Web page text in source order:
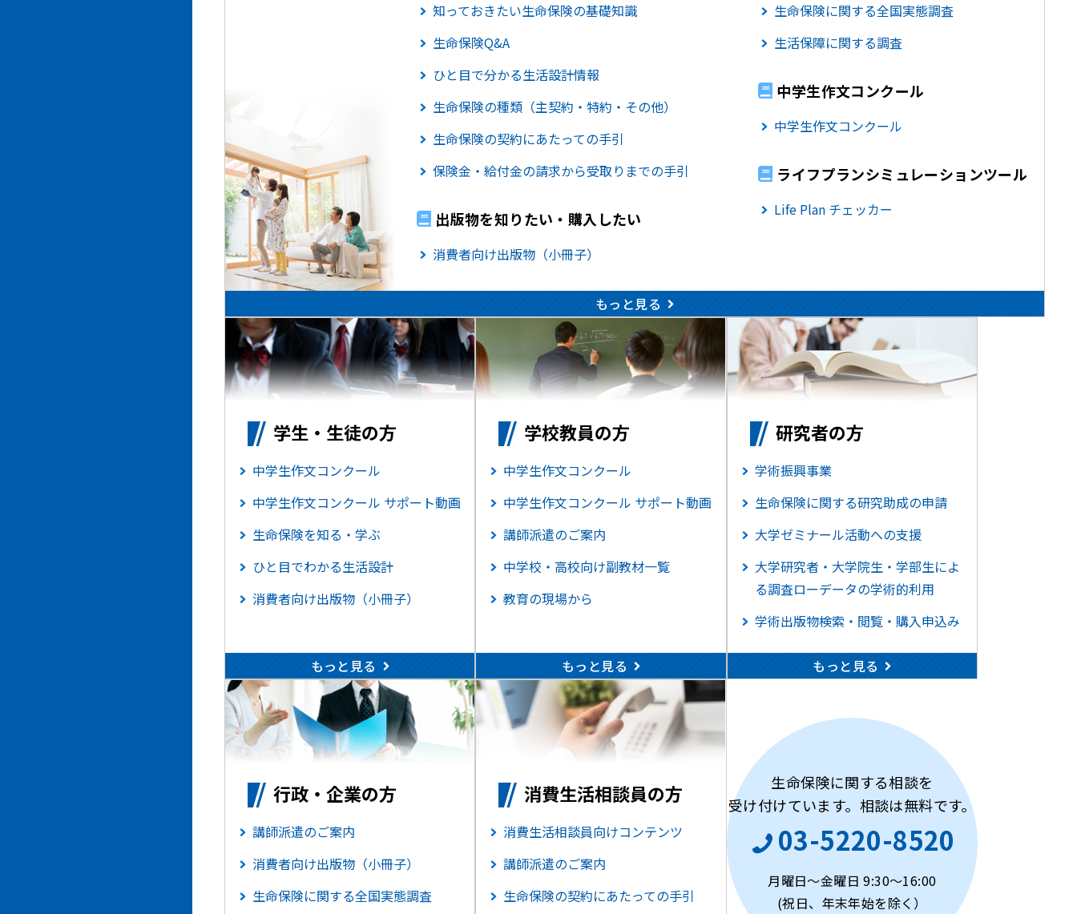
知っておきたい生命保険の基礎知識
生命保険Q&A
ひと目で分かる生活設計情報
生命保険の種類（主契約・特約・その他）
生命保険の契約にあたっての手引
保険金・給付金の請求から受取りまでの手引
出版物を知りたい・購入したい
消費者向け出版物（小冊子）
生命保険に関する全国実態調査
生活保障に関する調査
中学生作文コンクール
中学生作文コンクール
ライフプランシミュレーションツール
Life Plan チェッカー
もっと見る
学生・生徒の方
中学生作文コンクール
中学生作文コンクール サポート動画
生命保険を知る・学ぶ
ひと目でわかる生活設計
消費者向け出版物（小冊子）
もっと見る
学校教員の方
中学生作文コンクール
中学生作文コンクール サポート動画
講師派遣のご案内
中学校・高校向け副教材一覧
教育の現場から
もっと見る
研究者の方
学術振興事業
生命保険に関する研究助成の申請
大学ゼミナール活動への支援
大学研究者・大学院生・学部生によ
る調査ローデータの学術的利用
学術出版物検索・閲覧・購入申込み
もっと見る
行政・企業の方
講師派遣のご案内
消費者向け出版物（小冊子）
生命保険に関する全国実態調査
消費生活相談員の方
消費生活相談員向けコンテンツ
講師派遣のご案内
生命保険の契約にあたっての手引
生命保険に関する相談を
受け付けています。 相談は無料です。
03-5220-8520
月曜日～金曜日 9:30〜16:00
(祝日、年末年始を除く）